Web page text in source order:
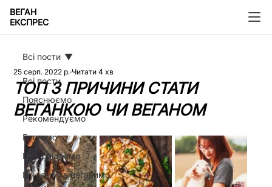
ВЕГАН
ЕКСПРЕС
Всі пости
Пояснюємо
Рекомендуємо
Готуємо
Розповідаємо
Воюємо та веганимо
Всі пости
ТОП 3 ПРИЧИНИ СТАТИ
ВЕГАНКОЮ ЧИ ВЕГАНОМ
25 серп. 2022 р. Читати 4 хв